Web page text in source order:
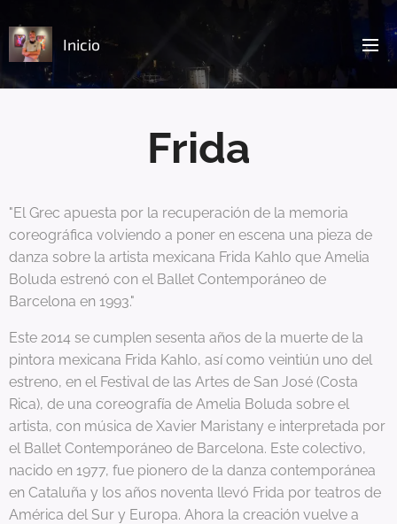
Inicio
Frida
"El Grec apuesta por la recuperación de la memoria
coreográfica volviendo a poner en escena una pieza de
danza sobre la artista mexicana Frida Kahlo que Amelia
Boluda estrenó con el Ballet Contemporáneo de
Barcelona en 1993."
Este 2014 se cumplen sesenta años de la muerte de la
pintora mexicana Frida Kahlo, así como veintiún uno del
estreno, en el Festival de las Artes de San José (Costa
Rica), de una coreografía de Amelia Boluda sobre el
artista, con música de Xavier Maristany e interpretada por
el Ballet Contemporáneo de Barcelona. Este colectivo,
nacido en 1977, fue pionero de la danza contemporánea
en Cataluña y los años noventa llevó Frida por teatros de
América del Sur y Europa. Ahora la creación vuelve a